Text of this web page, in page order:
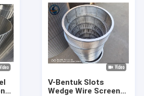
V-Bentuk Slots
Wedge Wire Screen